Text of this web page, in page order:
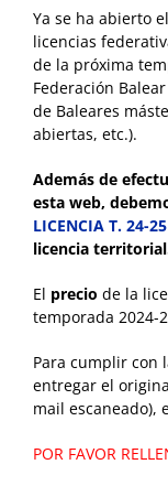
Ya se ha abierto
licencias
de la próxima
Federación
de Baleares
abiertas, etc.).
Además de
esta web,
LICENCIA T. 24-
licencia
El precio de la
temporada 2024-
Para cumplir con
entregar el
mail escaneado),
POR FAVOR